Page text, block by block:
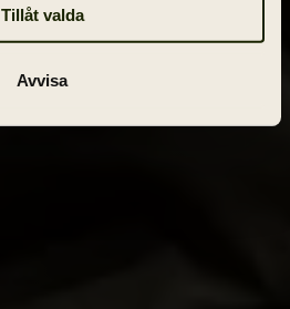
Tillåt valda
Avvisa